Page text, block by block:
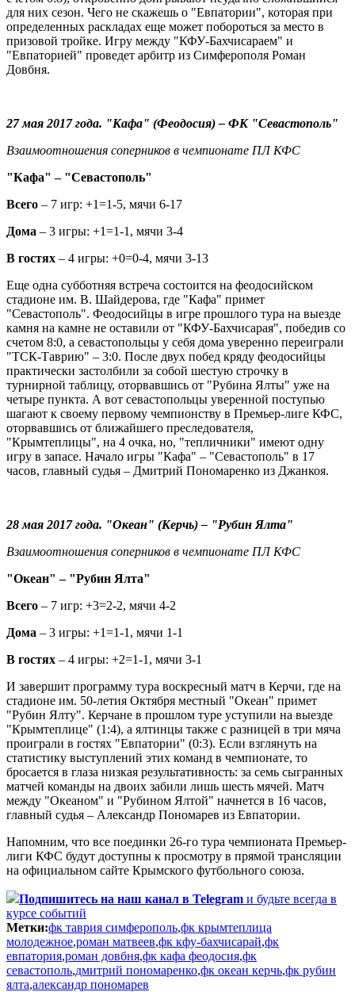
для них сезон. Чего не скажешь о "Евпатории", которая при
определенных раскладах еще может побороться за место в
призовой тройке. Игру между "КФУ-Бахчисараем" и
"Евпаторией" проведет арбитр из Симферополя Роман
Довбня.
27 мая 2017 года. "Кафа" (Феодосия) – ФК "Севастополь"
Взаимоотношения соперников в чемпионате ПЛ КФС
"Кафа" – "Севастополь"
Всего – 7 игр: +1=1-5, мячи 6-17
Дома – 3 игры: +1=1-1, мячи 3-4
В гостях – 4 игры: +0=0-4, мячи 3-13
Еще одна субботняя встреча состоится на феодосийском
стадионе им. В. Шайдерова, где "Кафа" примет
"Севастополь". Феодосийцы в игре прошлого тура на выезде
камня на камне не оставили от "КФУ-Бахчисарая", победив со
счетом 8:0, а севастопольцы у себя дома уверенно переиграли
"ТСК-Таврию" – 3:0. После двух побед кряду феодосийцы
практически застолбили за собой шестую строчку в
турнирной таблицу, оторвавшись от "Рубина Ялты" уже на
четыре пункта. А вот севастопольцы уверенной поступью
шагают к своему первому чемпионству в Премьер-лиге КФС,
оторвавшись от ближайшего преследователя,
"Крымтеплицы", на 4 очка, но, "тепличники" имеют одну
игру в запасе. Начало игры "Кафа" – "Севастополь" в 17
часов, главный судья – Дмитрий Пономаренко из Джанкоя.
28 мая 2017 года. "Океан" (Керчь) – "Рубин Ялта"
Взаимоотношения соперников в чемпионате ПЛ КФС
"Океан" – "Рубин Ялта"
Всего – 7 игр: +3=2-2, мячи 4-2
Дома – 3 игры: +1=1-1, мячи 1-1
В гостях – 4 игры: +2=1-1, мячи 3-1
И завершит программу тура воскресный матч в Керчи, где на
стадионе им. 50-летия Октября местный "Океан" примет
"Рубин Ялту". Керчане в прошлом туре уступили на выезде
"Крымтеплице" (1:4), а ялтинцы также с разницей в три мяча
проиграли в гостях "Евпатории" (0:3). Если взглянуть на
статистику выступлений этих команд в чемпионате, то
бросается в глаза низкая результативность: за семь сыгранных
матчей команды на двоих забили лишь шесть мячей. Матч
между "Океаном" и "Рубином Ялтой" начнется в 16 часов,
главный судья – Александр Пономарев из Евпатории.
Напомним, что все поединки 26-го тура чемпионата Премьер-
лиги КФС будут доступны к просмотру в прямой трансляции
на официальном сайте Крымского футбольного союза.
Подпишитесь на наш канал в Telegram и будьте всегда в
курсе событий
Метки:фк таврия симферополь,фк крымтеплица
молодежное,роман матвеев,фк кфу-бахчисарай,фк
евпатория,роман довбня,фк кафа феодосия,фк
севастополь,дмитрий пономаренко,фк океан керчь,фк рубин
ялта,александр пономарев